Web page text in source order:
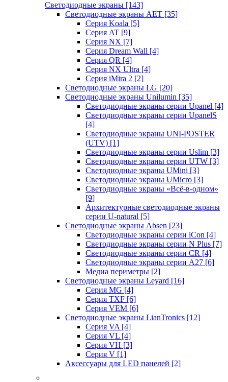
Светодиодные экраны [143]
Светодиодные экраны AET [35]
Cерия Koala [5]
Серия AT [9]
Серия NX [7]
Серия Dream Wall [4]
Серия QR [4]
Серия NX Ultra [4]
Серия iMira 2 [2]
Светодиодные экраны LG [20]
Светодиодные экраны Unilumin [35]
Светодиодные экраны серии Upanel [4]
Светодиодные экраны серии UpanelS
[4]
Светодиодные экраны UNI-POSTER
(UTV) [1]
Светодиодные экраны серии Uslim [3]
Светодиодные экраны серии UTW [3]
Светодиодные экраны UMini [3]
Светодиодные экраны UMicro [3]
Светодиодные экраны «Всё-в-одном»
[9]
Архитектурные светодиодные экраны
серии U-natural [5]
Светодиодные экраны Absen [23]
Светодиодные экраны серии iCon [4]
Светодиодные экраны серии N Plus [7]
Светодиодные экраны серии CR [4]
Светодиодные экраны серии А27 [6]
Медиа периметры [2]
Светодиодные экраны Leyard [16]
Серия MG [4]
Серия TXF [6]
Серия VEM [6]
Светодиодные экраны LianTronics [12]
Серия VA [4]
Серия VL [4]
Серия VH [3]
Серия V [1]
Аксессуары для LED панелей [2]